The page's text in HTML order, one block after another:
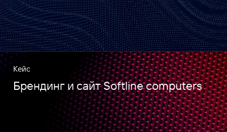
Кейс
Брендинг и сайт Softline computers